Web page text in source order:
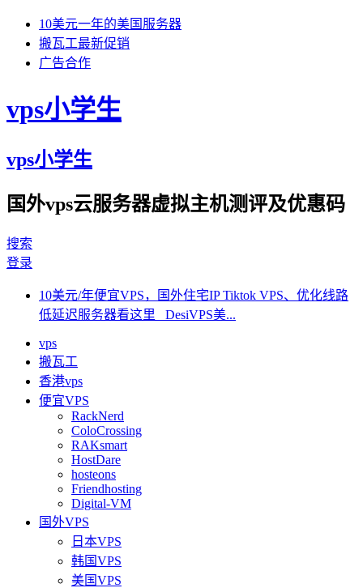
10美元一年的美国服务器
搬瓦工最新促销
广告合作
vps小学生
vps小学生
国外vps云服务器虚拟主机测评及优惠码
搜索
登录
10美元/年便宜VPS，国外住宅IP Tiktok VPS、优化线路
低延迟服务器看这里 DesiVPS美...
vps
搬瓦工
香港vps
便宜VPS
RackNerd
ColoCrossing
RAKsmart
HostDare
hosteons
Friendhosting
Digital-VM
国外VPS
日本VPS
韩国VPS
美国VPS